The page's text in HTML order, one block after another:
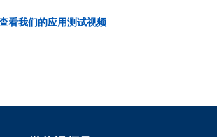
看我们的应用测试视频